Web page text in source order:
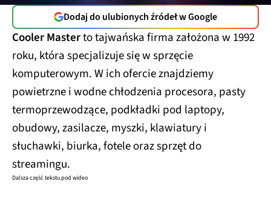
Dodaj do ulubionych źródeł w Google
Cooler Masterto tajwańska firma założona w 1992
roku, która specjalizuje się w sprzęcie
komputerowym. W ich ofercie znajdziemy
powietrzne i wodne chłodzenia procesora, pasty
termoprzewodzące, podkładki pod laptopy,
obudowy, zasilacze, myszki, klawiatury i
słuchawki, biurka, fotele oraz sprzęt do
streamingu.
Dalsza część tekstu pod wideo